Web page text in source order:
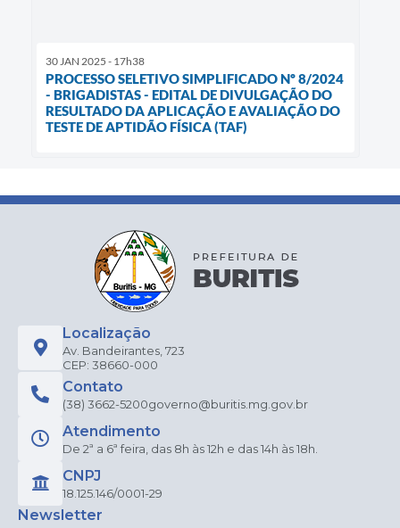
30 JAN 2025 - 17h38
PROCESSO SELETIVO SIMPLIFICADO Nº 8/2024
- BRIGADISTAS - EDITAL DE DIVULGAÇÃO DO
RESULTADO DA APLICAÇÃO E AVALIAÇÃO DO
TESTE DE APTIDÃO FÍSICA (TAF)
Localização
Av. Bandeirantes, 723
CEP: 38660-000
Contato
(38) 3662-5200governo@buritis.mg.gov.br
Atendimento
De 2ª a 6ª feira, das 8h às 12h e das 14h às 18h.
CNPJ
18.125.146/0001-29
Newsletter